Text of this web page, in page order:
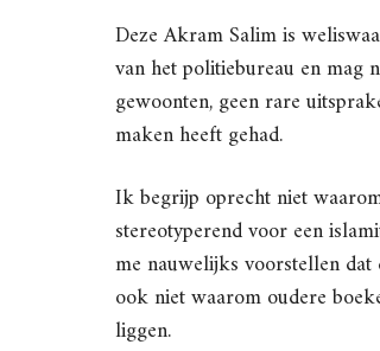
Deze Akram Salim is
van het politiebureau en mag
gewoonten, geen rare
maken heeft gehad.
Ik begrijp oprecht niet
stereotyperend voor een
me nauwelijks voorstellen dat
ook niet waarom oudere
liggen.